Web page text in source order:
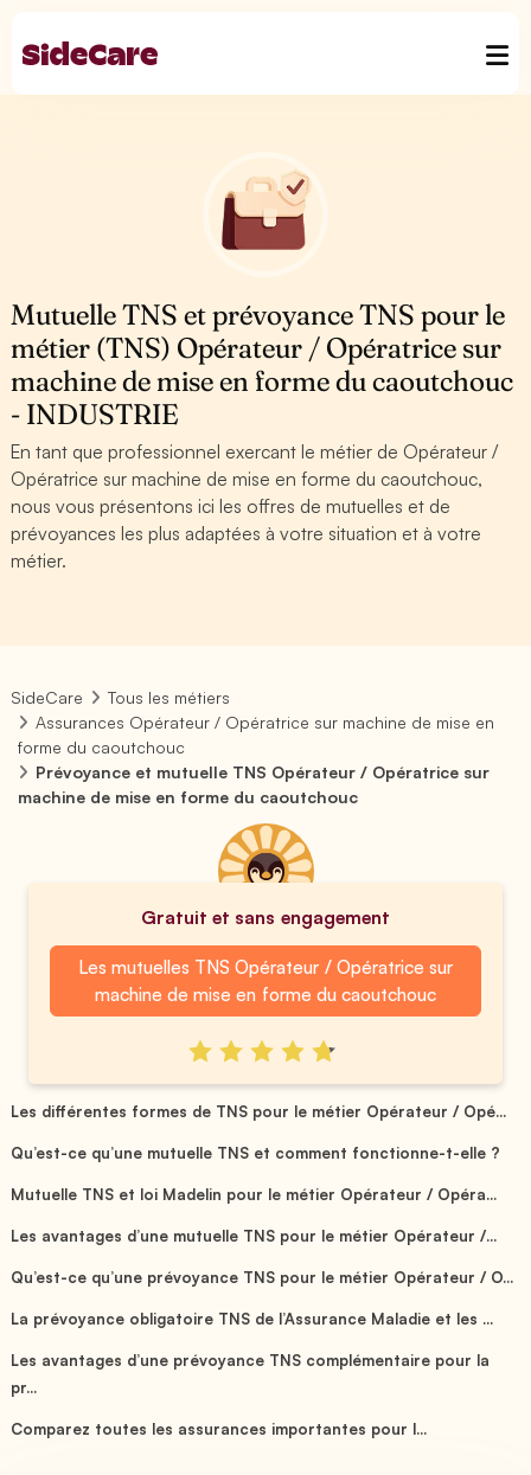
Mutuelle TNS et prévoyance TNS pour le
métier (TNS) Opérateur / Opératrice sur
machine de mise en forme du caoutchouc
- INDUSTRIE
En tant que professionnel exercant le métier de Opérateur /
Opératrice sur machine de mise en forme du caoutchouc,
nous vous présentons ici les offres de mutuelles et de
prévoyances les plus adaptées à votre situation et à votre
métier.
SideCare
Tous les métiers
Assurances Opérateur / Opératrice sur machine de mise en
forme du caoutchouc
Prévoyance et mutuelle TNS Opérateur / Opératrice sur
machine de mise en forme du caoutchouc
Gratuit et sans engagement
Les mutuelles TNS Opérateur / Opératrice sur
machine de mise en forme du caoutchouc
Les différentes formes de TNS pour le métier Opérateur / Opé...
Qu’est-ce qu’une mutuelle TNS et comment fonctionne-t-elle ?
Mutuelle TNS et loi Madelin pour le métier Opérateur / Opéra...
Les avantages d’une mutuelle TNS pour le métier Opérateur /...
Qu’est-ce qu’une prévoyance TNS pour le métier Opérateur / O...
La prévoyance obligatoire TNS de l’Assurance Maladie et les ...
Les avantages d’une prévoyance TNS complémentaire pour la
pr...
Comparez toutes les assurances importantes pour l...